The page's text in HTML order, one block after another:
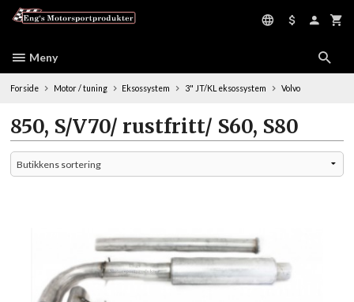
Meny
Forside Motor / tuning Eksossystem 3" JT/KL eksossystem Volvo
850, S/V70/ rustfritt/ S60, S80